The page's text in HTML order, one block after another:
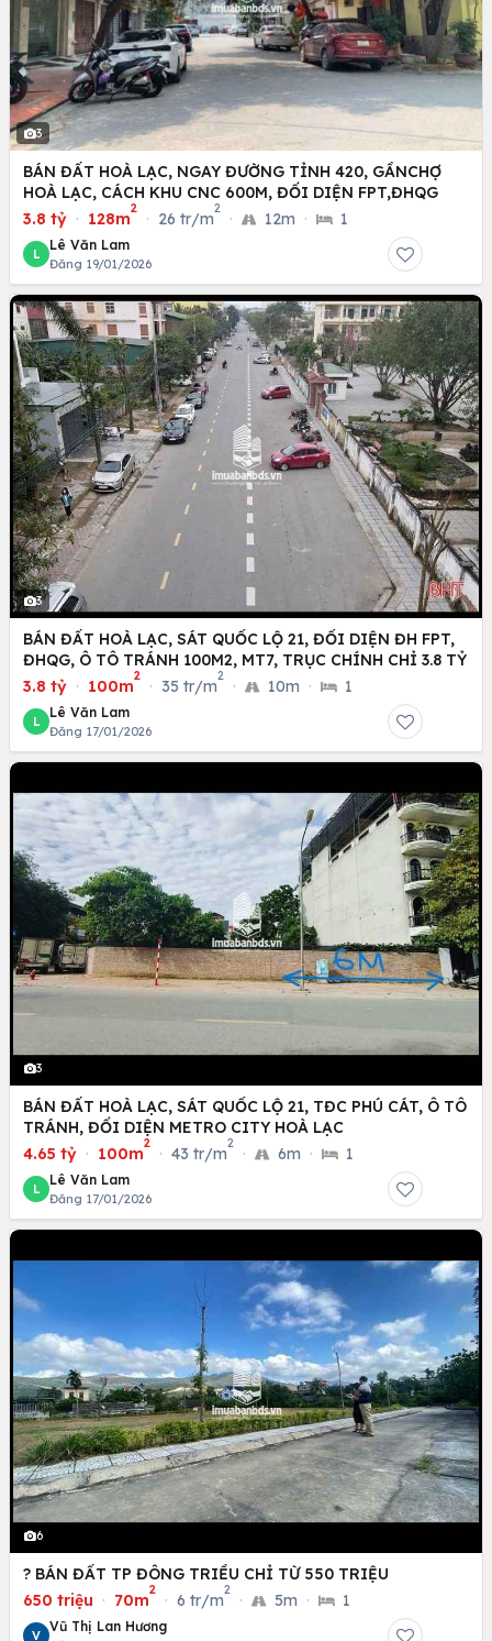
3
BÁN ĐẤT HOÀ LẠC, NGAY ĐƯỜNG TỈNH 420, GẦNCHỢ
HOÀ LẠC, CÁCH KHU CNC 600M, ĐỐI DIỆN FPT,ĐHQG
3.8 tỷ · 128m
2
· 26 tr/m
2
· 12m · 1
L
Lê Văn Lam
Đăng 19/01/2026
3
BÁN ĐẤT HOÀ LẠC, SÁT QUỐC LỘ 21, ĐỐI DIỆN ĐH FPT,
ĐHQG, Ô TÔ TRÁNH 100M2, MT7, TRỤC CHÍNH CHỈ 3.8 TỶ
3.8 tỷ · 100m
2
· 35 tr/m
2
· 10m · 1
L
Lê Văn Lam
Đăng 17/01/2026
3
BÁN ĐẤT HOÀ LẠC, SÁT QUỐC LỘ 21, TĐC PHÚ CÁT, Ô TÔ
TRÁNH, ĐỐI DIỆN METRO CITY HOÀ LẠC
4.65 tỷ · 100m
2
· 43 tr/m
2
· 6m · 1
L
Lê Văn Lam
Đăng 17/01/2026
6
? BÁN ĐẤT TP ĐÔNG TRIỀU CHỈ TỪ 550 TRIỆU
650 triệu · 70m
2
· 6 tr/m
2
· 5m · 1
V
Vũ Thị Lan Hương